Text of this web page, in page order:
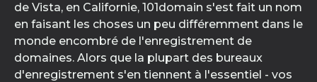
de Vista, en Californie, 101domain s'est fait un nom
en faisant les choses un peu différemment dans le
monde encombré de l'enregistrement de
domaines. Alors que la plupart des bureaux
d'enregistrement s'en tiennent à l'essentiel - vos